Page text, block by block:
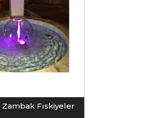
Zambak Fıskiyeler